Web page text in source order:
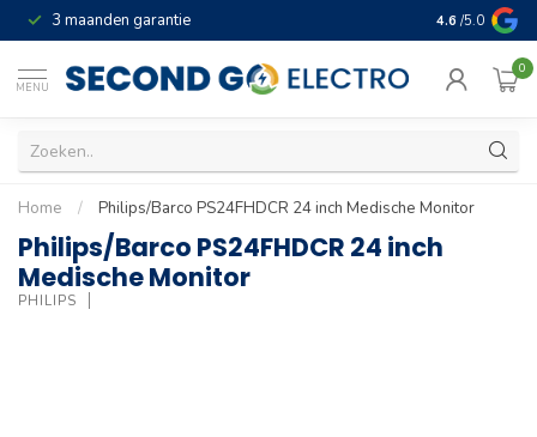
3 maanden garantie Geld terug
4.6 /5.0
MENU
0
Home / Philips/Barco PS24FHDCR 24 inch Medische Monitor
Philips/Barco PS24FHDCR 24 inch
Medische Monitor
PHILIPS